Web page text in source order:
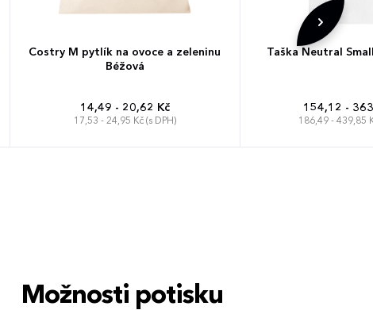
Costry M pytlík na ovoce a zeleninu
Béžová
14,49 - 20,62 Kč
17,53 - 24,95 Kč (s DPH)
Taška Neutral
154,12 -
186,49 - 439,85
Možnosti potisku